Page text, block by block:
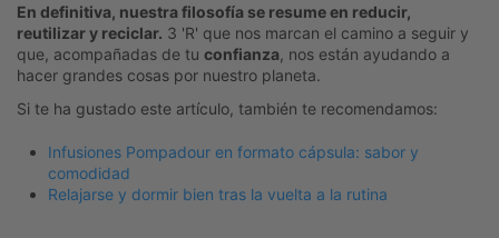
En definitiva, nuestra filosofía se resume en reducir,
reutilizar y reciclar. 3 'R' que nos marcan el camino a seguir y
que, acompañadas de tu confianza , nos están ayudando a
hacer grandes cosas por nuestro planeta.
Si te ha gustado este artículo, también te recomendamos:
Infusiones Pompadour en formato cápsula: sabor y
comodidad
Relajarse y dormir bien tras la vuelta a la rutina